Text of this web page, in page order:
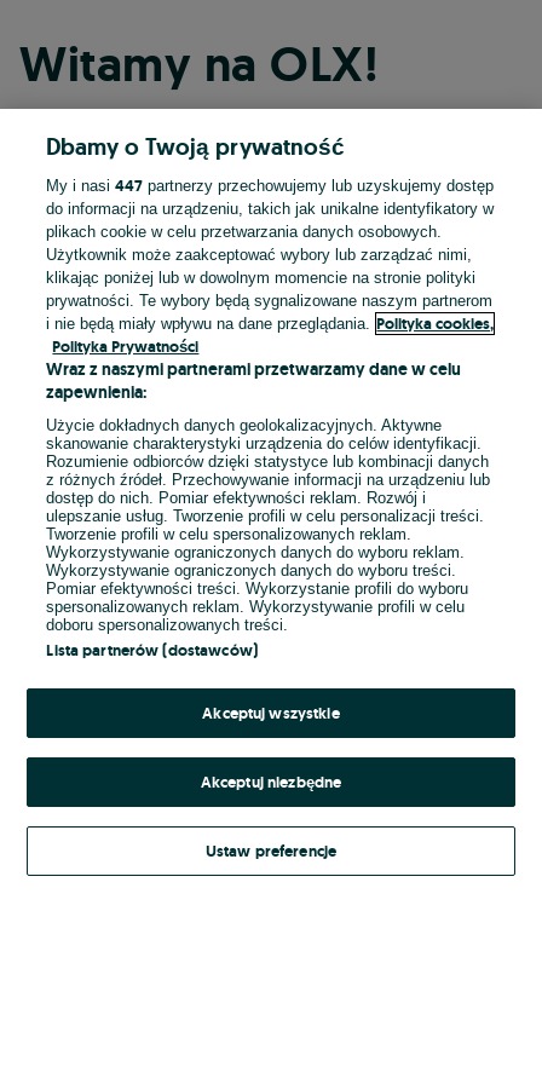
Witamy na OLX!
Kontynuuj przez Facebooka
Kontynuuj przez konto Apple
Kontynuuj przez konto Google
LUB
E-mail
Hasło
Kontynuując za pośrednictwem jednego z dostawców wskazanych powyżej,
Regulamin serwisu OLX.pl w jego aktualnym brzmieniu.
Dbamy o Twoją prywatność
My i nasi447 partnerzy przechowujemy lub uzyskujemy dostęp
do informacji na urządzeniu, takich jak unikalne identyfikatory w
plikach cookie w celu przetwarzania danych osobowych.
Użytkownik może zaakceptować wybory lub zarządzać nimi,
klikając poniżej lub w dowolnym momencie na stronie polityki
prywatności. Te wybory będą sygnalizowane naszym partnerom
i nie będą miały wpływu na dane przeglądania.
Polityka cookies,
Polityka Prywatności
Wraz z naszymi partnerami przetwarzamy dane w celu
zapewnienia:
Użycie dokładnych danych geolokalizacyjnych. Aktywne
skanowanie charakterystyki urządzenia do celów identyfikacji.
Rozumienie odbiorców dzięki statystyce lub kombinacji danych
z różnych źródeł. Przechowywanie informacji na urządzeniu lub
dostęp do nich. Pomiar efektywności reklam. Rozwój i
ulepszanie usług. Tworzenie profili w celu personalizacji treści.
Tworzenie profili w celu spersonalizowanych reklam.
Wykorzystywanie ograniczonych danych do wyboru reklam.
Wykorzystywanie ograniczonych danych do wyboru treści.
Pomiar efektywności treści. Wykorzystanie profili do wyboru
spersonalizowanych reklam. Wykorzystywanie profili w celu
doboru spersonalizowanych treści.
Lista partnerów (dostawców)
Akceptuj wszystkie
Akceptuj niezbędne
Ustaw preferencje